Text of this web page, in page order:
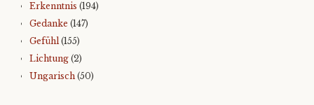
Erkenntnis (194)
Gedanke (147)
Gefühl(155)
Lichtung (2)
Ungarisch (50)